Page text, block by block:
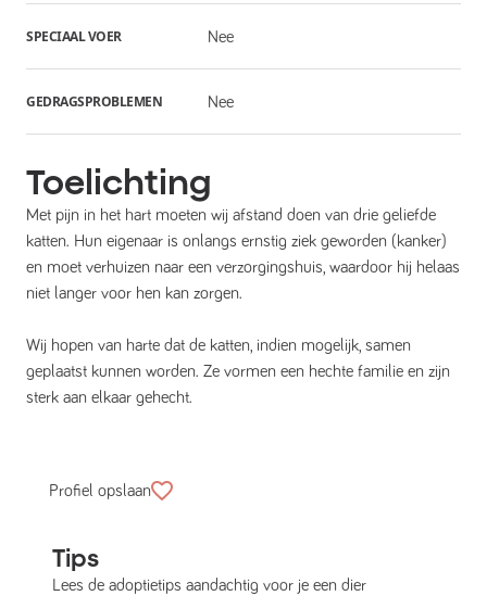
SPECIAAL VOER Nee
GEDRAGSPROBLEMEN Nee
Toelichting
Met pijn in het hart moeten wij afstand doen van drie geliefde
katten. Hun eigenaar is onlangs ernstig ziek geworden (kanker)
en moet verhuizen naar een verzorgingshuis, waardoor hij helaas
niet langer voor hen kan zorgen.
Wij hopen van harte dat de katten, indien mogelijk, samen
geplaatst kunnen worden. Ze vormen een hechte familie en zijn
sterk aan elkaar gehecht.
Profiel opslaan
Tips
Lees de adoptietips aandachtig voor je een dier